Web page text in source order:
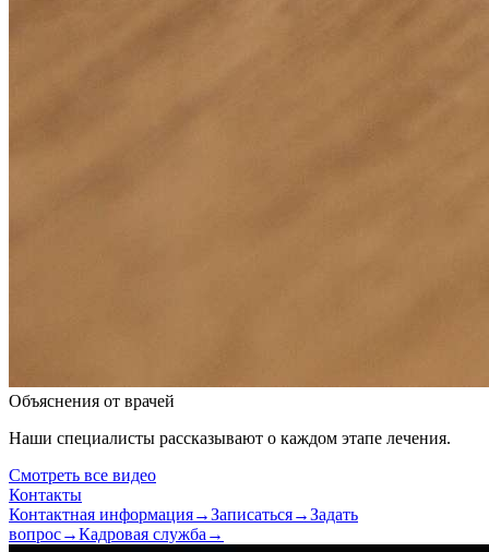
Объяснения от врачей
Наши специалисты рассказывают о каждом этапе лечения.
Смотреть все видео
Контакты
Контактная информация→Записаться→Задать
вопрос→Кадровая служба →